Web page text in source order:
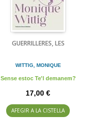
GUERRILLERES, LES
WITTIG, MONIQUE
Sense estoc Te'l demanem?
17,00 €
AFEGIR A LA CISTELLA